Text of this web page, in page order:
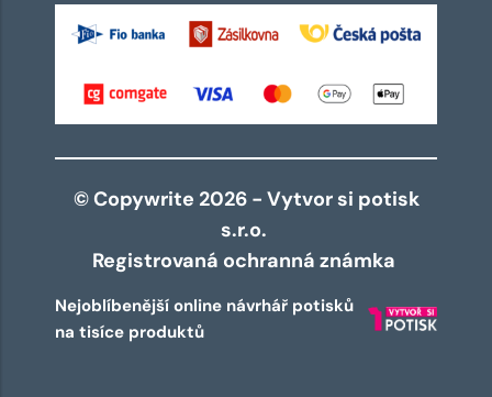
© Copywrite 2026 - Vytvor si potisk
s.r.o.
Registrovaná ochranná známka
Nejoblíbenější online návrhář potisků
na tisíce produktů